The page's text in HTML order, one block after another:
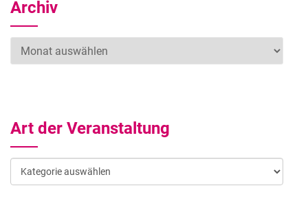
Archiv
Archiv
Art der Veranstaltung
Art
der